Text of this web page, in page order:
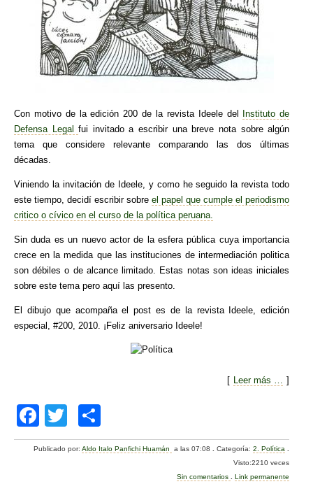
Con motivo de la edición 200 de la revista Ideele del Instituto de
Defensa Legalfui invitado a escribir una breve nota sobre algún
tema que considere relevante comparando las dos últimas
décadas.
Viniendo la invitación de Ideele, y como he seguido la revista todo
este tiempo, decidí escribir sobreel papel que cumple el periodismo
critico o cívico en el curso de la política peruana.
Sin duda es un nuevo actor de la esfera pública cuya importancia
crece en la medida que las instituciones de intermediación politica
son débiles o de alcance limitado. Estas notas son ideas iniciales
sobre este tema pero aquí las presento.
El dibujo que acompaña el post es de la revista Ideele, edición
especial, #200, 2010. ¡Feliz aniversario Ideele!
[ Leer más … ]
F
a
c
T
wi
tt
o
m
Publicado por:Aldo Italo Panfichi Huamán a las 07:08 .Categoría:2. Política
Visto:2210 veces
Sin comentarios
Link permanente